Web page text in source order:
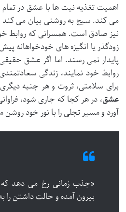
اهمیت تغذیه نیت ها با عشق در تمام
می کند. سیج به روشنی بیان می کند
نیز صادق است. همسرانی که روابط
زودگذر یا انگیزه های خودخواهانه
پایدار نمی رسند. اما اگر عشق
روابط خود نمایند، زندگی
برای سلامتی، ثروت و هر جنبه
عشق، در هر کجا که جاری شود،
آورد و مسیر تجلی را با نور خود روشن
«جذب زمانی رخ می دهد
بیرون آمده و حالت داشتن را